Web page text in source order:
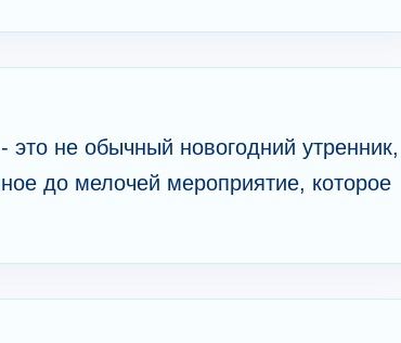
не обычный новогодний утренник,
до мелочей мероприятие, которое